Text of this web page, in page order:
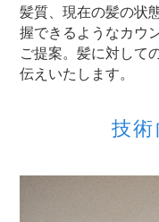
髪質、現在の髪の状
握できるようなカウ
ご提案。髪に対して
伝えいたします。
技